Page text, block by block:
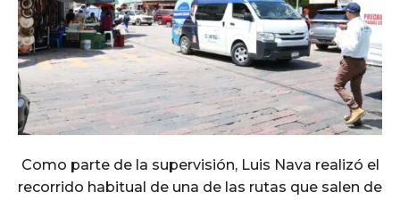
Como parte de la supervisión, Luis Nava realizó el
recorrido habitual de una de las rutas que salen de